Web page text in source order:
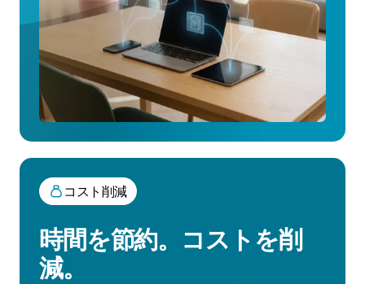
用
法
コスト削減
時間を節約。コストを削
減。